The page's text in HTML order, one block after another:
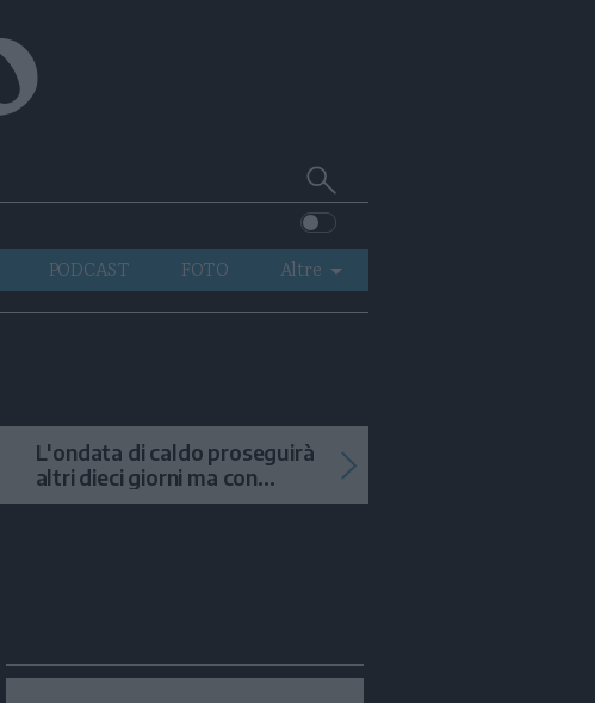
Cerca
su
Trentino
PODCAST FOTO
Altre
VIDEO
L'ondata di caldo proseguirà
altri dieci giorni ma con
temporali